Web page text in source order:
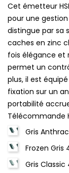
Cet émetteur
pour une
distingue par sa
caches en zinc
fois élégance et
permet un
plus, il est
fixation sur un
portabilité
Télécommande
Gris
Frozen Gris
Gris Classic